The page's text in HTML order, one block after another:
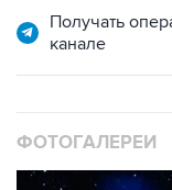
Получать
канале
ФОТОГАЛЕРЕИ